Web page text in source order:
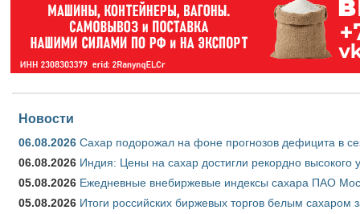
Новости
06.08.2026 Сахар подорожал на фоне прогнозов дефицита в
06.08.2026 Индия: Цены на сахар достигли рекордно высокого
05.08.2026 Ежедневные внебиржевые индексы сахара ПАО
05.08.2026 Итоги российских биржевых торгов белым сахаром